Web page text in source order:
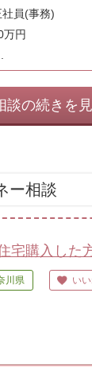
員(事務)
万円
談の続きを
ー相談
宅購入した
川県 い